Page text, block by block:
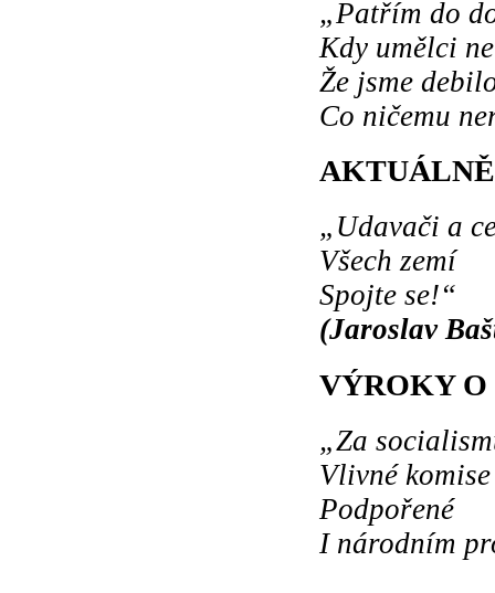
„Patřím do
Kdy umělci
Že jsme
Co ničemu
AKTUÁLNĚ
„Udavači a
Všech zemí
Spojte se!“
(Jaroslav
VÝROKY O
„Za
Vlivné
Podpořené
I národním